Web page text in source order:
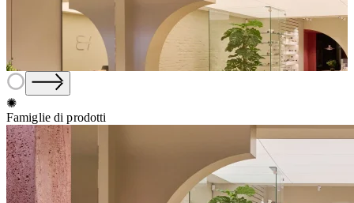
✺
Famiglie di prodotti